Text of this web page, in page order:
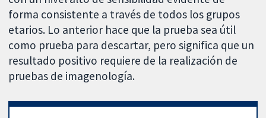
forma consistente a través de todos los grupos
etarios. Lo anterior hace que la prueba sea útil
como prueba para descartar, pero significa que un
resultado positivo requiere de la realización de
pruebas de imagenología.